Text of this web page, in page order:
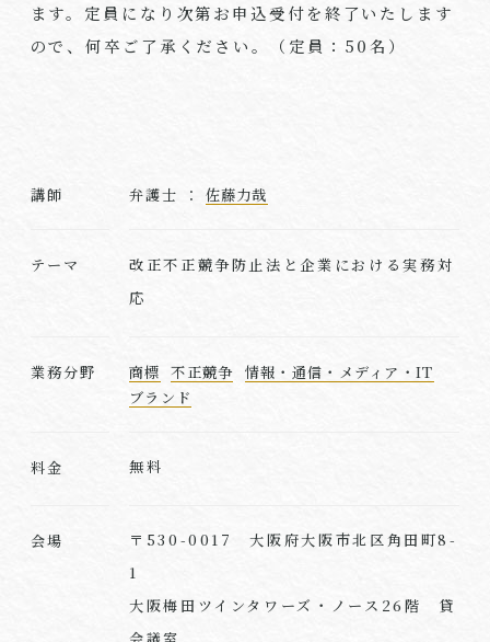
ます。定員になり次第お申込受付を終了いたします
ので、何卒ご了承ください。（定員： 50名）
講師 弁護士 ： 佐藤力哉
テーマ
改正不正競争防止法と企業における実務対
応
業務分野 商標 不正競争 情報・通信・メディア・IT
ブランド
料金 無料
会場
〒530-0017 大阪府大阪市北区角田町8-
1
大阪梅田ツインタワーズ・ノース26階 貸